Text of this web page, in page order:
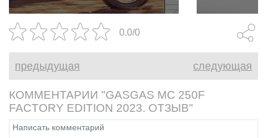
отказа от
0.0/0
предыдущая следующая
КОММЕНТАРИИ "GASGAS MC 250F
FACTORY EDITION 2023. ОТЗЫВ"